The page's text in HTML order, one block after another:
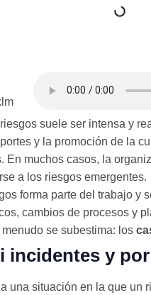
suele ser intensa y
y la promoción de la
En muchos casos, la
a los riesgos emergentes.
forma parte del trabajo y
cambios de procesos y
se subestima: los
incidentes y
una situación en la que un